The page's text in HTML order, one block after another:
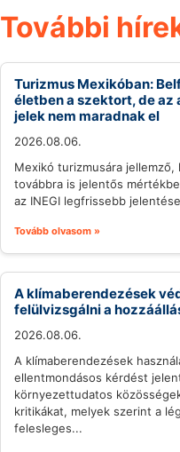
További
Turizmus Mexikóban:
életben a szektort, de az
jelek nem maradnak el
2026.08.06.
Mexikó turizmusára
továbbra is jelentős
az INEGI legfrissebb
Tovább olvasom »
A klímaberendezések
felülvizsgálni a
2026.08.06.
A klímaberendezések
ellentmondásos kérdést
környezettudatos
kritikákat, melyek szerint a
felesleges...